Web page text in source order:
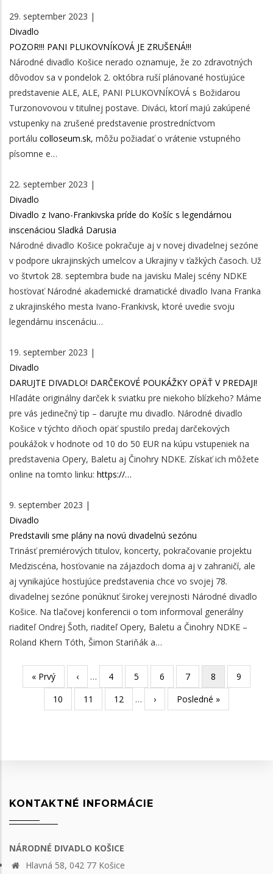
29. september 2023 |
Divadlo
POZOR!!! PANI PLUKOVNÍKOVÁ JE ZRUŠENÁ!!!
Národné divadlo Košice nerado oznamuje, že zo zdravotných
dôvodov sa v pondelok 2. októbra ruší plánované hosťujúce
predstavenie ALE, ALE, PANI PLUKOVNÍKOVÁ s Božidarou
Turzonovovou v titulnej postave. Diváci, ktorí majú zakúpené
vstupenky na zrušené predstavenie prostredníctvom
portálu colloseum.sk, môžu požiadať o vrátenie vstupného
písomne e…
22. september 2023 |
Divadlo
Divadlo z Ivano-Frankivska príde do Košíc s legendárnou
inscenáciou Sladká Darusia
Národné divadlo Košice pokračuje aj v novej divadelnej sezóne
v podpore ukrajinských umelcov a Ukrajiny v ťažkých časoch. Už
vo štvrtok 28. septembra bude na javisku Malej scény NDKE
hosťovať Národné akademické dramatické divadlo Ivana Franka
z ukrajinského mesta Ivano-Frankivsk, ktoré uvedie svoju
legendárnu inscenáciu…
19. september 2023 |
Divadlo
DARUJTE DIVADLO! DARČEKOVÉ POUKÁŽKY OPÄŤ V PREDAJI!
Hľadáte originálny darček k sviatku pre niekoho blízkeho? Máme
pre vás jedinečný tip – darujte mu divadlo. Národné divadlo
Košice v týchto dňoch opäť spustilo predaj darčekových
poukážok v hodnote od 10 do 50 EUR na kúpu vstupeniek na
predstavenia Opery, Baletu aj Činohry NDKE. Získať ich môžete
online na tomto linku: https://…
9. september 2023 |
Divadlo
Predstavili sme plány na novú divadelnú sezónu
Trinásť premiérových titulov, koncerty, pokračovanie projektu
Medziscéna, hosťovanie na zájazdoch doma aj v zahraničí, ale
aj vynikajúce hosťujúce predstavenia chce vo svojej 78.
divadelnej sezóne ponúknuť širokej verejnosti Národné divadlo
Košice. Na tlačovej konferencii o tom informoval generálny
riaditeľ Ondrej Šoth, riaditeľ Opery, Baletu a Činohry NDKE –
Roland Khern Tóth, Šimon Stariňák a…
Pagination
First
page
« Prvý
Previous
page
‹ … Page
4 Page
5 Page
6 Page
7
Aktuálna
stránka
8 Page
9
Page
10 Page
11 Page
12 …
Ďalšia
strana
›
Posledná
strana
Posledné »
KONTAKTNÉ INFORMÁCIE
NÁRODNÉ DIVADLO KOŠICE
Hlavná 58, 042 77 Košice